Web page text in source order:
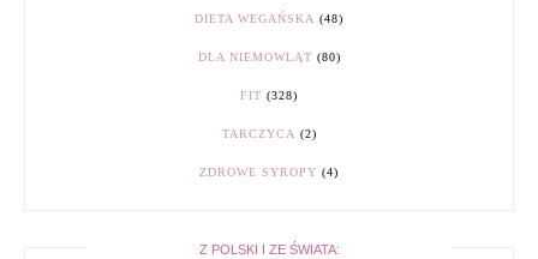
DIETA WEGAŃSKA (48)
DLA NIEMOWLĄT (80)
FIT (328)
TARCZYCA (2)
ZDROWE SYROPY (4)
Z POLSKI I ZE ŚWIATA: